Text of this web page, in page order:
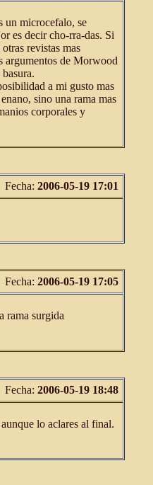
un microcefalo, se
es decir cho-rra-das. Si
revistas mas
argumentos de Morwood
a mi gusto mas
sino una rama mas
corporales y
Fecha: 2006-05-19 17:01
Fecha: 2006-05-19 17:05
rama surgida
Fecha: 2006-05-19 18:48
lo aclares al final.